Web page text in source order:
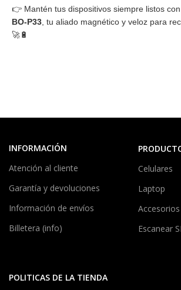
👉 Mantén tus dispositivos siempre listos
BO‑P33, tu aliado magnético y veloz para
🚀🔋
INFORMACIÓN
Atención al cliente
Garantía y devoluciones
Información de envíos
Billetera (info)
Celulares
Laptop
Accesorios
Escanear
POLITICAS DE LA TIENDA